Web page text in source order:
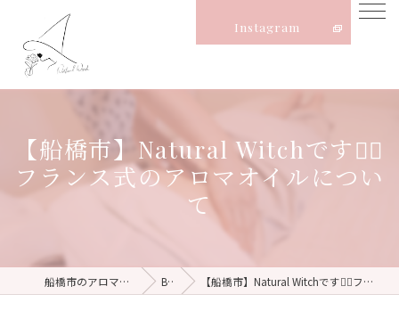
Instagram
【船橋市】Natural Witchです🧙‍♀️
フランス式のアロマオイルについ
て
船橋市のアロマならNatural Witch Blog 【船橋市】Natural Witchです🧙‍♀️フランス式のアロマオイルについて